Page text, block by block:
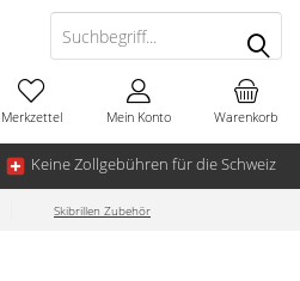
Keine Zollgebühren für die Schweiz
Warenkorb
Merkzettel Mein Konto
Skibrillen Zubehör